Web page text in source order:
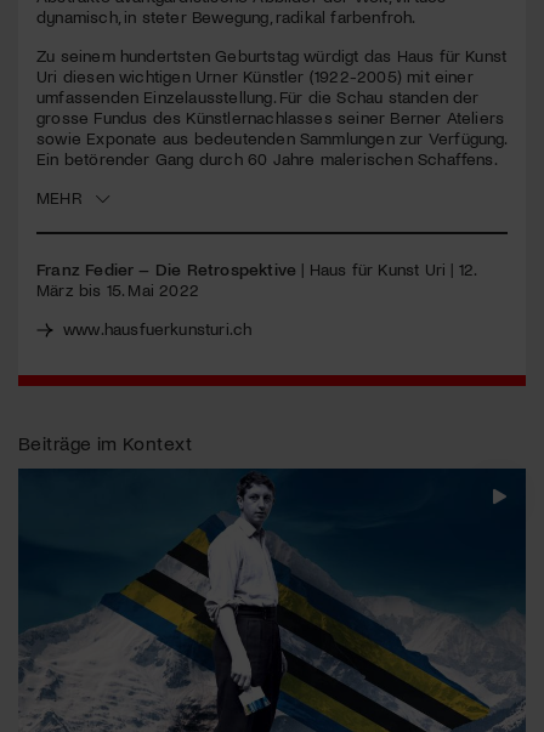
seconds
dynamisch, in steter Bewegung, radikal farbenfroh.
Zu seinem hundertsten Geburtstag würdigt das Haus für Kunst
Uri diesen wichtigen Urner Künstler (1922-2005) mit einer
umfassenden Einzelausstellung. Für die Schau standen der
grosse Fundus des Künstlernachlasses seiner Berner Ateliers
sowie Exponate aus bedeutenden Sammlungen zur Verfügung.
Ein betörender Gang durch 60 Jahre malerischen Schaffens.
MEHR
Franz Fedier – Die Retrospektive | Haus für Kunst Uri | 12.
März bis 15. Mai 2022
www.hausfuerkunsturi.ch
Beiträge im Kontext
Jetzt Mitglied werden